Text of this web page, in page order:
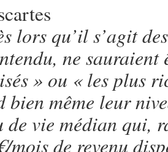
lors qu’il s’agit
ne sauraient
» ou « les plus
bien même leur
de vie médian qui,
mois de revenu